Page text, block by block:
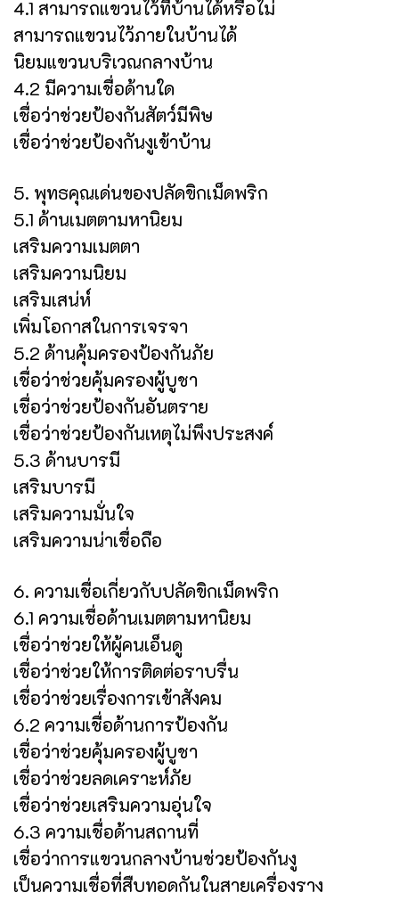
4.1 สามารถแขวนไว้ที่บ้านได้หรือไม่
สามารถแขวนไว้ภายในบ้านได้
นิยมแขวนบริเวณกลางบ้าน
4.2 มีความเชื่อด้านใด
เชื่อว่าช่วยป้องกันสัตว์มีพิษ
เชื่อว่าช่วยป้องกันงูเข้าบ้าน
5. พุทธคุณเด่นของปลัดขิกเม็ดพริก
5.1 ด้านเมตตามหานิยม
เสริมความเมตตา
เสริมความนิยม
เสริมเสน่ห์
เพิ่มโอกาสในการเจรจา
5.2 ด้านคุ้มครองป้องกันภัย
เชื่อว่าช่วยคุ้มครองผู้บูชา
เชื่อว่าช่วยป้องกันอันตราย
เชื่อว่าช่วยป้องกันเหตุไม่พึงประสงค์
5.3 ด้านบารมี
เสริมบารมี
เสริมความมั่นใจ
เสริมความน่าเชื่อถือ
6. ความเชื่อเกี่ยวกับปลัดขิกเม็ดพริก
6.1 ความเชื่อด้านเมตตามหานิยม
เชื่อว่าช่วยให้ผู้คนเอ็นดู
เชื่อว่าช่วยให้การติดต่อราบรื่น
เชื่อว่าช่วยเรื่องการเข้าสังคม
6.2 ความเชื่อด้านการป้องกัน
เชื่อว่าช่วยคุ้มครองผู้บูชา
เชื่อว่าช่วยลดเคราะห์ภัย
เชื่อว่าช่วยเสริมความอุ่นใจ
6.3 ความเชื่อด้านสถานที่
เชื่อว่าการแขวนกลางบ้านช่วยป้องกันงู
เป็นความเชื่อที่สืบทอดกันในสายเครื่องราง